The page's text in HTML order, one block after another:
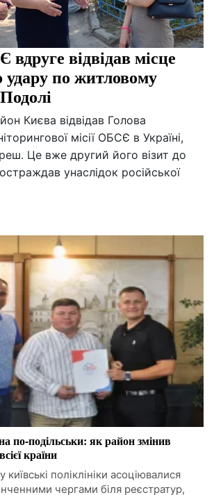
відвідав місце
удару по житловому
Києва відвідав Голова
місії ОБСЄ в Україні,
Це вже другий його візит до
унаслідок російської
по-подільськи: як район змінив
країни
поліклініки асоціювалися
чергами біля реєстратур,